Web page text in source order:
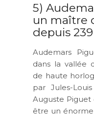
5)
un maître
depuis
Audemars
dans la vallée
de haute
par Jules-
Auguste Piguet
être un